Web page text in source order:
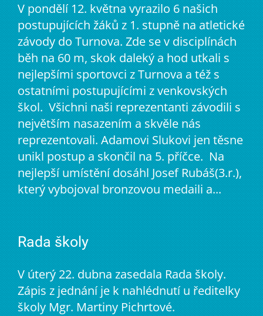
V pondělí 12. května vyrazilo 6 našich
postupujících žáků z 1. stupně na atletické
závody do Turnova. Zde se v disciplínách
běh na 60 m, skok daleký a hod utkali s
nejlepšími sportovci z Turnova a též s
ostatními postupujícími z venkovských
škol. Všichni naši reprezentanti závodili s
největším nasazením a skvěle nás
reprezentovali. Adamovi Slukovi jen těsne
unikl postup a skončil na 5. příčce. Na
nejlepší umístění dosáhl Josef Rubáš(3.r.),
který vybojoval bronzovou medaili a...
Rada školy
V úterý 22. dubna zasedala Rada školy.
Zápis z jednání je k nahlédnutí u ředitelky
školy Mgr. Martiny Pichrtové.